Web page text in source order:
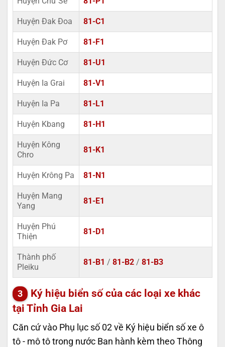
Huyện Đak Đoa 81-C1
Huyện Đak Pơ 81-F1
Huyện Đức Cơ 81-U1
Huyện Ia Grai 81-V1
Huyện Ia Pa 81-L1
Huyện Kbang 81-H1
Huyện Kông
Chro
81-K1
Huyện Krông Pa 81-N1
Huyện Mang
Yang
81-E1
Huyện Phú
Thiện
81-D1
Thành phố
Pleiku
81-B1 / 81-B2 / 81-B3
Ký hiệu biển số của các loại xe khác
tại Tỉnh Gia Lai
Căn cứ vào Phụ lục số 02 về Ký hiệu biển số xe ô
tô - mô tô trong nước Ban hành kèm theo Thông